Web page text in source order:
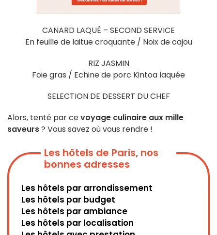
CANARD LAQUÉ – SECOND SERVICE
En feuille de laitue croquante / Noix de cajou
RIZ JASMIN
Foie gras / Echine de porc Kintoa laquée
SELECTION DE DESSERT DU CHEF
Alors, tenté par cevoyage culinaire aux mille
saveurs? Vous savez où vous rendre !
Les hôtels de Paris, nos
bonnes adresses
Les hôtels par arrondissement
Les hôtels par budget
Les hôtels par ambiance
Les hôtels par localisation